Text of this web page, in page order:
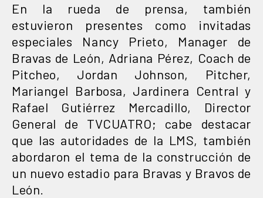
En la rueda de prensa, también
estuvieron presentes como invitadas
especiales Nancy Prieto, Manager de
Bravas de León, Adriana Pérez, Coach de
Pitcheo, Jordan Johnson, Pitcher,
Mariangel Barbosa, Jardinera Central y
Rafael Gutiérrez Mercadillo, Director
General de TVCUATRO; cabe destacar
que las autoridades de la LMS, también
abordaron el tema de la construcción de
un nuevo estadio para Bravas y Bravos de
León.